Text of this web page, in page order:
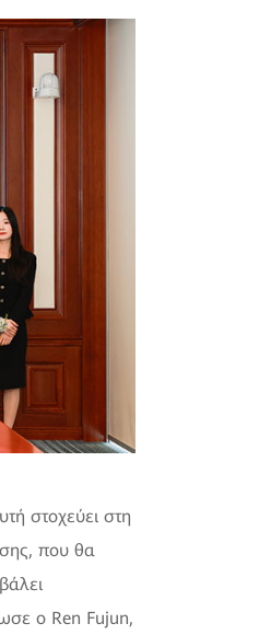
στοχεύει στη
που θα
ο Ren Fujun,